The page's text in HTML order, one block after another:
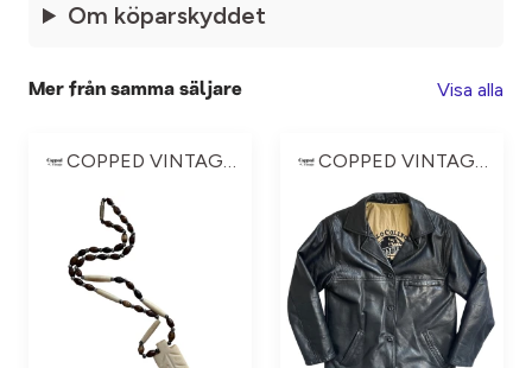
Om köparskyddet
Mer från samma säljare Visa alla
COPPED VINTAGE ☆ COPPED VINTAGE ☆